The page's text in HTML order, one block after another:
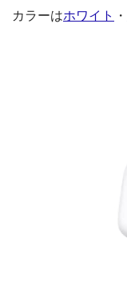
カラーはホワイト ・